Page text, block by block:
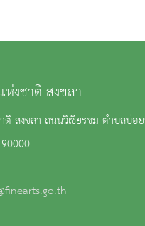
งชาติ สงขลา
สงขลา ถนนวิเชียรชม ตำบลบ่อย